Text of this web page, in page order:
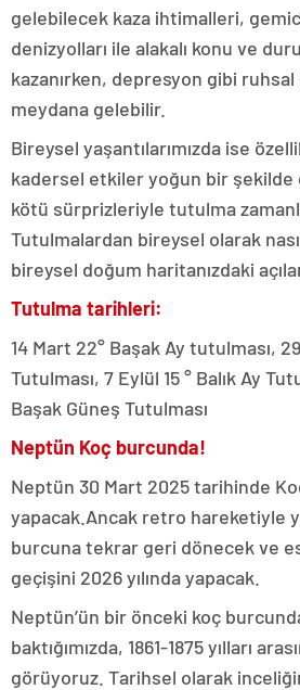
gelebilecek kaza ihtimalleri,
denizyolları ile alakalı konu ve
kazanırken, depresyon gibi ruhsal
meydana gelebilir.
Bireysel yaşantılarımızda ise
kadersel etkiler yoğun bir şekilde
kötü sürprizleriyle tutulma
Tutulmalardan bireysel olarak
bireysel doğum haritanızdaki
Tutulma tarihleri:
14 Mart 22° Başak Ay tutulması,
Tutulması, 7 Eylül 15 ° Balık Ay
Başak Güneş Tutulması
Neptün Koç burcunda!
Neptün 30 Mart 2025 tarihinde
yapacak.Ancak retro hareketiyle
burcuna tekrar geri dönecek ve
geçişini 2026 yılında yapacak.
Neptün’ün bir önceki koç
baktığımızda, 1861-1875 yılları
görüyoruz. Tarihsel olarak